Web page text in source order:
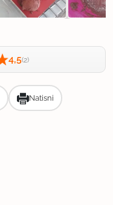
4,5(2)
Natisni